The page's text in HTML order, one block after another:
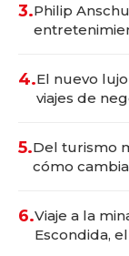
3.Philip
4.El nuevo
viajes de
5.Del turismo
cómo
6.Viaje a la
Escondida,